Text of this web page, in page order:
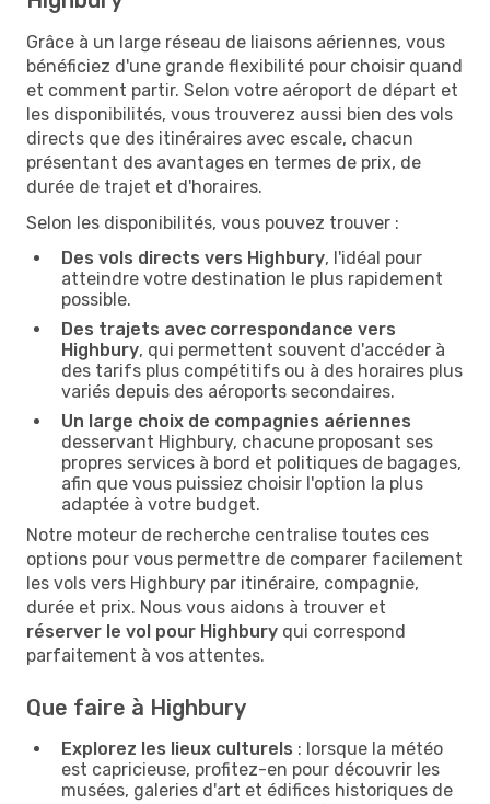
Grâce à un large réseau de liaisons aériennes, vous
bénéficiez d'une grande flexibilité pour choisir quand
et comment partir. Selon votre aéroport de départ et
les disponibilités, vous trouverez aussi bien des vols
directs que des itinéraires avec escale, chacun
présentant des avantages en termes de prix, de
durée de trajet et d'horaires.
Selon les disponibilités, vous pouvez trouver :
Des vols directs vers Highbury, l'idéal pour
atteindre votre destination le plus rapidement
possible.
Des trajets avec correspondance vers
Highbury, qui permettent souvent d'accéder à
des tarifs plus compétitifs ou à des horaires plus
variés depuis des aéroports secondaires.
Un large choix de compagnies aériennes
desservant Highbury, chacune proposant ses
propres services à bord et politiques de bagages,
afin que vous puissiez choisir l'option la plus
adaptée à votre budget.
Notre moteur de recherche centralise toutes ces
options pour vous permettre de comparer facilement
les vols vers Highbury par itinéraire, compagnie,
durée et prix. Nous vous aidons à trouver et
réserver le vol pour Highbury qui correspond
parfaitement à vos attentes.
Que faire à Highbury
Explorez les lieux culturels : lorsque la météo
est capricieuse, profitez-en pour découvrir les
musées, galeries d'art et édifices historiques de